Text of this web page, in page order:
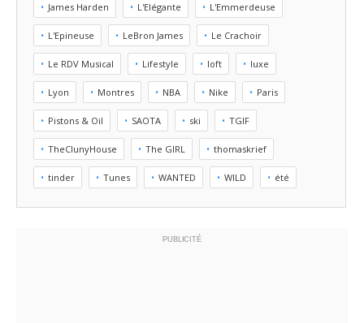
James Harden L'Elégante L'Emmerdeuse
L'Epineuse LeBron James Le Crachoir
Le RDV Musical Lifestyle loft luxe
Lyon Montres NBA Nike Paris
Pistons & Oil SAOTA ski TGIF
TheClunyHouse The GIRL thomaskrief
tinder Tunes WANTED WILD été
PUBLICITÉ